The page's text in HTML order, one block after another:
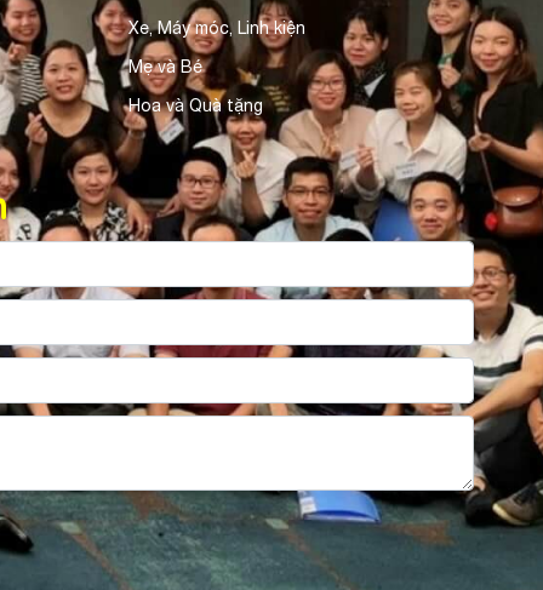
Xe, Máy móc, Linh kiện
Mẹ và Bé
Hoa và Quà tặng